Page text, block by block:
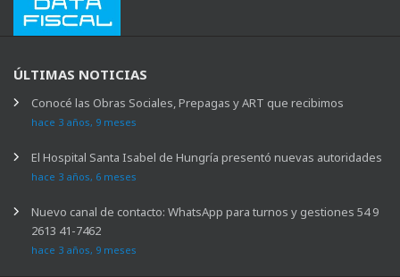
ÚLTIMAS NOTICIAS
Conocé las Obras Sociales, Prepagas y ART que recibimos
hace 3 años, 9 meses
El Hospital Santa Isabel de Hungría presentó nuevas autoridades
hace 3 años, 6 meses
Nuevo canal de contacto: WhatsApp para turnos y gestiones 54 9
2613 41-7462
hace 3 años, 9 meses